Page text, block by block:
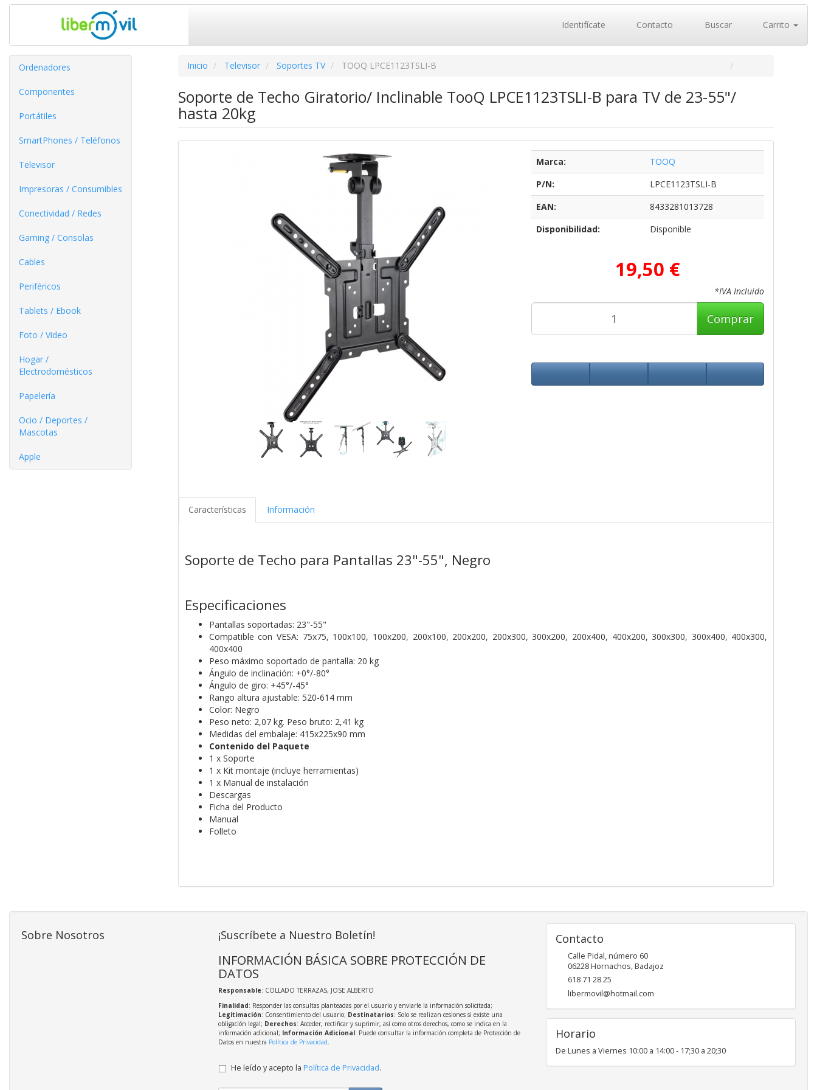
Identifícate Contacto Buscar Carrito
Ordenadores
Componentes
Portátiles
SmartPhones / Teléfonos
Televisor
Impresoras / Consumibles
Conectividad / Redes
Gaming / Consolas
Cables
Periféricos
Tablets / Ebook
Foto / Video
Hogar /
Electrodomésticos
Papelería
Ocio / Deportes /
Mascotas
Apple
Inicio Televisor Soportes TV TOOQ LPCE1123TSLI-B
Soporte de Techo Giratorio/ Inclinable TooQ LPCE1123TSLI-B para TV de 23-55"/
hasta 20kg
Marca:
TOOQ
P/N:
LPCE1123TSLI-B
EAN:
8433281013728
Disponibilidad:
Disponible
19,50 €
*IVA Incluido
Comprar
Características Información
Soporte de Techo para Pantallas 23"-55", Negro
Especificaciones
Pantallas soportadas: 23"-55"
Compatible con VESA: 75x75, 100x100, 100x200, 200x100, 200x200, 200x300, 300x200, 200x400, 400x200, 300x300, 300x400, 400x300,
400x400
Peso máximo soportado de pantalla: 20 kg
Ángulo de inclinación: +0°/-80°
Ángulo de giro: +45°/-45°
Rango altura ajustable: 520-614 mm
Color: Negro
Peso neto: 2,07 kg. Peso bruto: 2,41 kg
Medidas del embalaje: 415x225x90 mm
Contenido del Paquete
1 x Soporte
1 x Kit montaje (incluye herramientas)
1 x Manual de instalación
Descargas
Ficha del Producto
Manual
Folleto
Sobre Nosotros ¡Suscríbete a Nuestro Boletín!
INFORMACIÓN BÁSICA SOBRE PROTECCIÓN DE
DATOS
Responsable: COLLADO TERRAZAS, JOSE ALBERTO
Finalidad: Responder las consultas planteadas por el usuario y enviarle la información solicitada;
Legitimación: Consentimiento del usuario; Destinatarios: Solo se realizan cesiones si existe una
obligación legal; Derechos: Acceder, rectificar y suprimir, así como otros derechos, como se indica en la
información adicional; Información Adicional: Puede consultar la información completa de Protección de
Datos en nuestra Política de Privacidad.
He leído y acepto la Política de Privacidad.
Contacto
Calle Pidal, número 60
06228Hornachos,Badajoz
618 71 28 25
libermovil@hotmail.com
Horario
De Lunes a Viernes 10:00 a 14:00 - 17;30 a 20;30